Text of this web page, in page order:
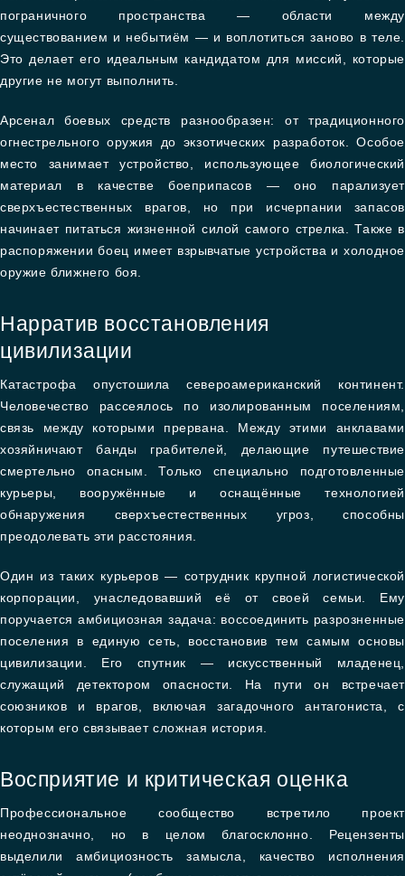
пограничного пространства — области между
существованием и небытиём — и воплотиться заново в теле.
Это делает его идеальным кандидатом для миссий, которые
другие не могут выполнить.
Арсенал боевых средств разнообразен: от традиционного
огнестрельного оружия до экзотических разработок. Особое
место занимает устройство, использующее биологический
материал в качестве боеприпасов — оно парализует
сверхъестественных врагов, но при исчерпании запасов
начинает питаться жизненной силой самого стрелка. Также в
распоряжении боец имеет взрывчатые устройства и холодное
оружие ближнего боя.
Нарратив восстановления
цивилизации
Катастрофа опустошила североамериканский континент.
Человечество рассеялось по изолированным поселениям,
связь между которыми прервана. Между этими анклавами
хозяйничают банды грабителей, делающие путешествие
смертельно опасным. Только специально подготовленные
курьеры, вооружённые и оснащённые технологией
обнаружения сверхъестественных угроз, способны
преодолевать эти расстояния.
Один из таких курьеров — сотрудник крупной логистической
корпорации, унаследовавший её от своей семьи. Ему
поручается амбициозная задача: воссоединить разрозненные
поселения в единую сеть, восстановив тем самым основы
цивилизации. Его спутник — искусственный младенец,
служащий детектором опасности. На пути он встречает
союзников и врагов, включая загадочного антагониста, с
которым его связывает сложная история.
Восприятие и критическая оценка
Профессиональное сообщество встретило проект
неоднозначно, но в целом благосклонно. Рецензенты
выделили амбициозность замысла, качество исполнения